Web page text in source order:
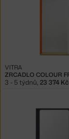
VITRA
3 - 5 týdnů, 23 374 Kč